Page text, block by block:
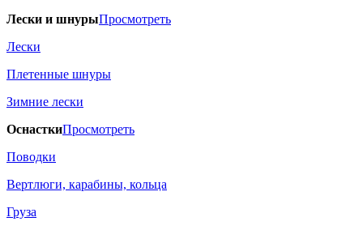
Лески и шнурыПросмотреть
Лески
Плетенные шнуры
Зимние лески
ОснасткиПросмотреть
Поводки
Вертлюги, карабины, кольца
Груза